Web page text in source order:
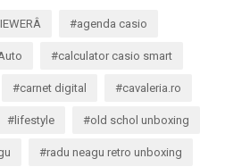
agenda casio
calculator casio smart
carnet digital cavaleria.ro
lifestyle old schol unboxing
radu neagu retro unboxing